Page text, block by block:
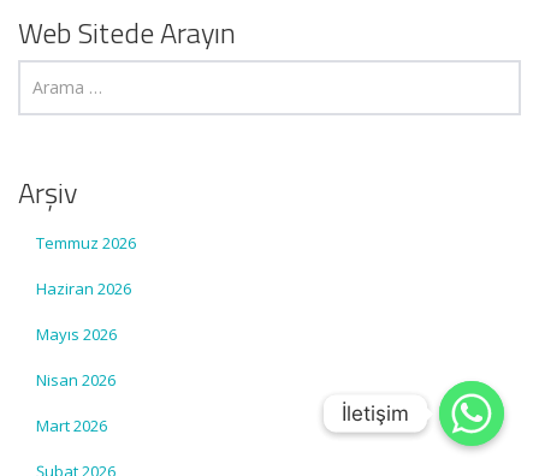
Web Sitede Arayın
Arşiv
Temmuz 2026
Haziran 2026
Mayıs 2026
Nisan 2026
Mart 2026
Şubat 2026
İletişim
İletişim